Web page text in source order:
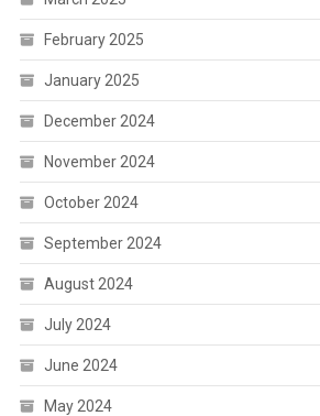
February 2025
January 2025
December 2024
November 2024
October 2024
September 2024
August 2024
July 2024
June 2024
May 2024